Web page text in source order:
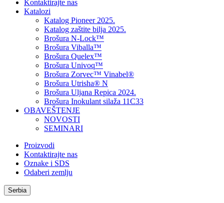
Kontaktirajte nas
Katalozi
Katalog Pioneer 2025.
Katalog zaštite bilja 2025.
Brošura N-Lock™
Brošura Viballa™
Brošura Quelex™
Brošura Univoq™
Brošura Zorvec™ Vinabel®
Brošura Utrisha® N
Brošura Uljana Repica 2024.
Brošura Inokulant silaža 11C33
OBAVEŠTENJE
NOVOSTI
SEMINARI
Proizvodi
Kontaktirajte nas
Oznake i SDS
Odaberi zemlju
Serbia